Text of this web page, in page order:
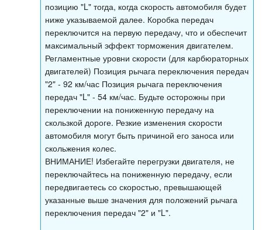
позицию "L" тогда, когда скорость автомобиля будет
ниже указываемой далее. Коробка передач
переключится на первую передачу, что и обеспечит
максимальный эффект торможения двигателем.
Регламентные уровни скорости (для карбюраторных
двигателей) Позиция рычага переключения передач
"2" - 92 км/час Позиция рычага переключения
передач "L" - 54 км/час. Будьте осторожны при
переключении на пониженную передачу на
скользкой дороге. Резкие изменения скорости
автомобиля могут быть причиной его заноса или
скольжения колес.
ВНИМАНИЕ! Избегайте перегрузки двигателя, не
переключайтесь на пониженную передачу, если
передвигаетесь со скоростью, превышающей
указанные выше значения для положений рычага
переключения передач "2" и "L".